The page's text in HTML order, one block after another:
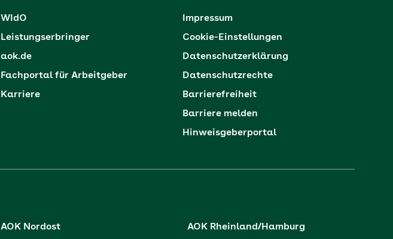
WIdO
Leistungserbringer
aok.de
Fachportal für Arbeitgeber
Karriere
Impressum
Cookie-Einstellungen
Datenschutzerklärung
Datenschutzrechte
Barrierefreiheit
Barriere melden
Hinweisgeberportal
AOK Nordost AOK Rheinland/Hamburg